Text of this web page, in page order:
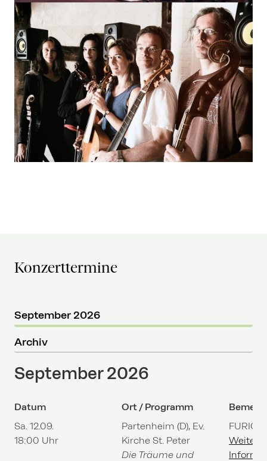
Konzerttermine
September 2026
Archiv
September 2026
Datum Ort / Programm
Sa. 12.09.
18:00 Uhr
Partenheim (D), Ev.
Kirche St. Peter
Die Träume und
Weitere